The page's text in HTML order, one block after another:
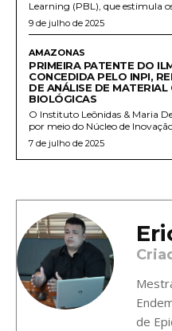
Learning (PBL), que estimula os
9 de julho de 2025
AMAZONAS
PRIMEIRA PATENTE DO
CONCEDIDA PELO INPI,
DE ANÁLISE DE
BIOLÓGICAS
O Instituto Leônidas & Maria
por meio do Núcleo de
7 de julho de 2025
de